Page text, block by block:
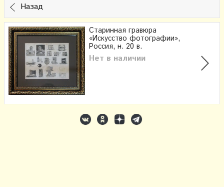
Назад
Старинная гравюра
«Искусство фотографии»,
Россия, н. 20 в.
Нет в наличии